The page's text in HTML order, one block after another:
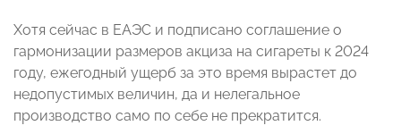
Хотя сейчас в ЕАЭС и подписано соглашение о
гармонизации размеров акциза на сигареты к 2024
году, ежегодный ущерб за это время вырастет до
недопустимых величин, да и нелегальное
производство само по себе не прекратится.